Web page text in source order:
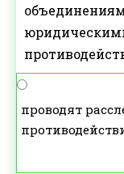
проводят